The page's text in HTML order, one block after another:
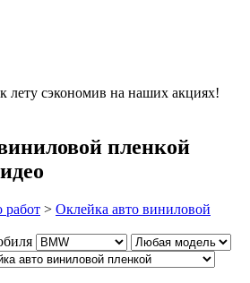
лету сэкономив на наших акциях!
пленкой
работ > Оклейка авто виниловой